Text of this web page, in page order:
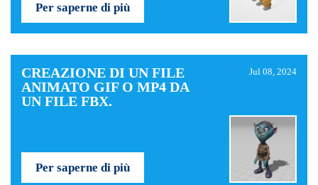
Per saperne di più
CREAZIONE DI UN FILE
ANIMATO GIF O MP4 DA
UN FILE FBX.
Jul 08, 2024
Per saperne di più